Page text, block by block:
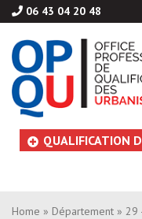
06 43 04 20 48
Aller
au
QUALIFICATION
Home » Département » 29